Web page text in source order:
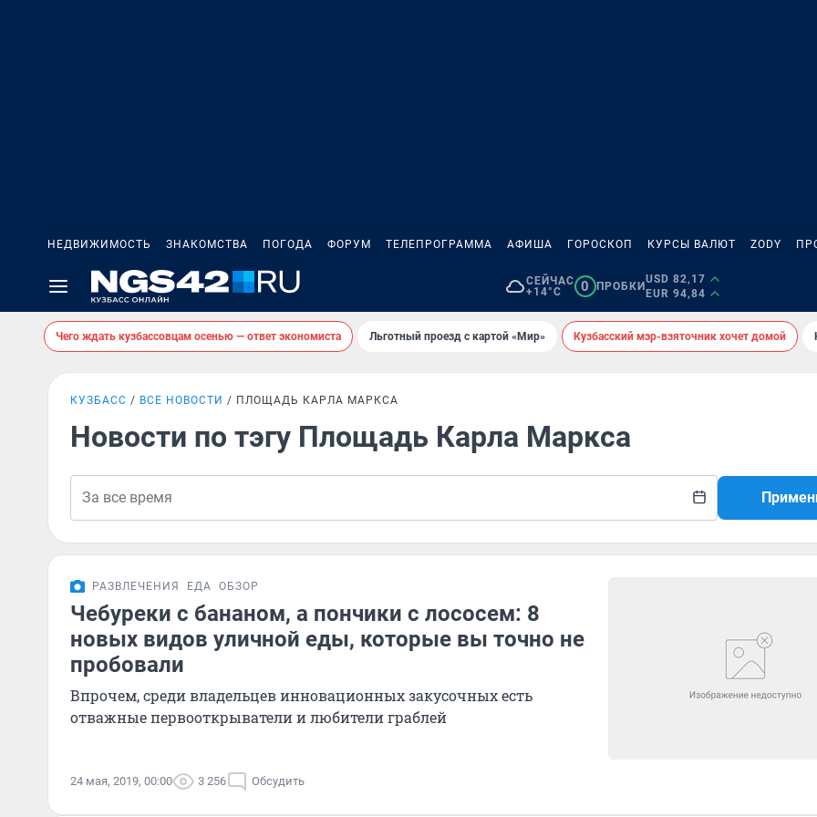
НЕДВИЖИМОСТЬ ЗНАКОМСТВА ПОГОДА ФОРУМ ТЕЛЕПРОГРАММА АФИША ГОРОСКОП КУРСЫ ВАЛЮТ ZODY
СЕЙЧАС
+14°C
0 ПРОБКИ
USD 82,17
EUR 94,84
Чего ждать кузбассовцам осенью — ответ экономиста Льготный проезд с картой «Мир» Кузбасский мэр-взяточник хочет домой
КУЗБАСС ВСЕ НОВОСТИ ПЛОЩАДЬ КАРЛА МАРКСА
Новости по тэгу Площадь Карла Маркса
РАЗВЛЕЧЕНИЯ ЕДА ОБЗОР
Чебуреки с бананом, а пончики с лососем: 8
новых видов уличной еды, которые вы точно не
пробовали
Впрочем, среди владельцев инновационных закусочных есть
отважные первооткрыватели и любители граблей
24 мая, 2019, 00:00 3 256 Обсудить